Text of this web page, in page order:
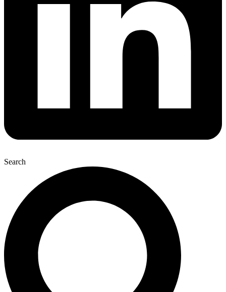
Search